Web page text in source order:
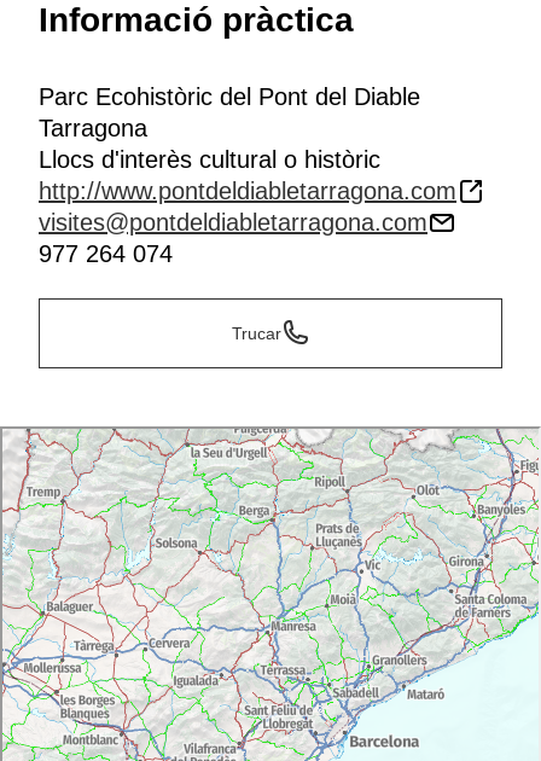
Informació pràctica
Parc Ecohistòric del Pont del Diable
Tarragona
Llocs d'interès cultural o històric
http://www.pontdeldiabletarragona.com
visites@pontdeldiabletarragona.com
977 264 074
Trucar